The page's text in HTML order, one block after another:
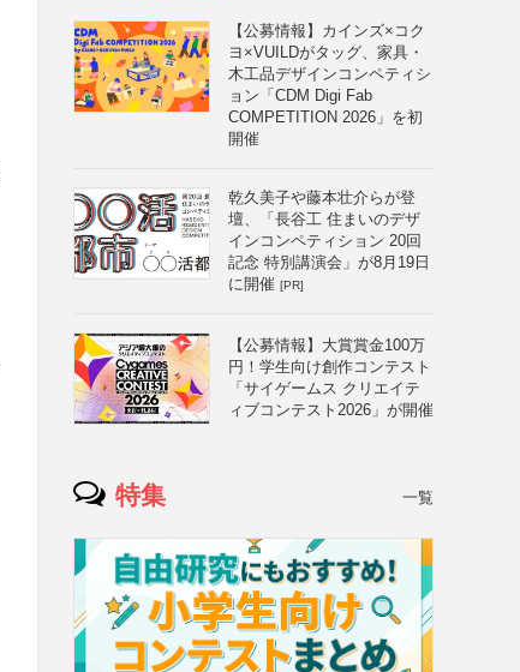
【公募情報】カインズ×コク
ヨ×VUILDがタッグ、家具・
木工品デザインコンペティシ
ョン「CDM Digi Fab
COMPETITION 2026」を初
開催
乾久美子や藤本壮介らが登
壇、「長谷工 住まいのデザ
インコンペティション 20回
記念 特別講演会」が8月19日
に開催 [PR]
【公募情報】大賞賞金100万
円！学生向け創作コンテスト
「サイゲームス クリエイテ
ィブコンテスト2026」が開催
特集 一覧